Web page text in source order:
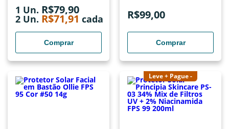
1 Un. R$79,90
2 Un. R$71,91 cada
Comprar
R$99,00
Comprar
Leve + Pague -